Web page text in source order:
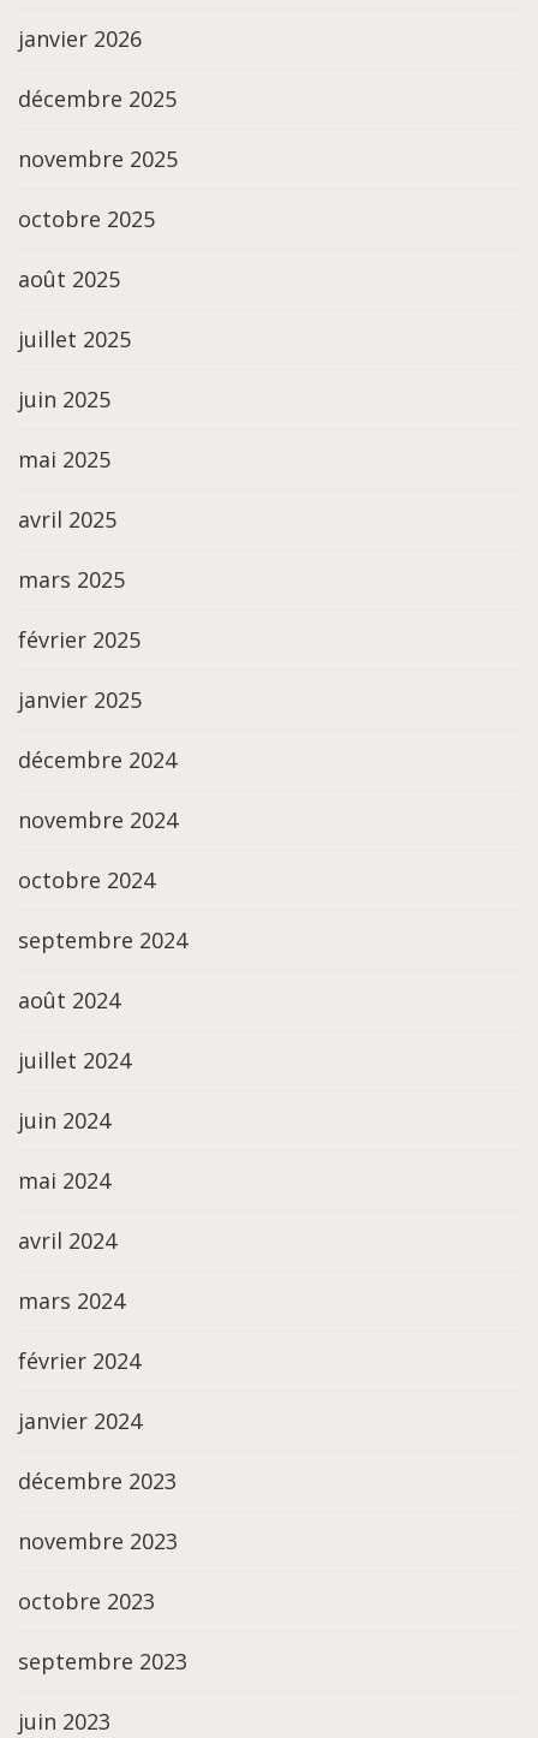
janvier 2026
décembre 2025
novembre 2025
octobre 2025
août 2025
juillet 2025
juin 2025
mai 2025
avril 2025
mars 2025
février 2025
janvier 2025
décembre 2024
novembre 2024
octobre 2024
septembre 2024
août 2024
juillet 2024
juin 2024
mai 2024
avril 2024
mars 2024
février 2024
janvier 2024
décembre 2023
novembre 2023
octobre 2023
septembre 2023
juin 2023